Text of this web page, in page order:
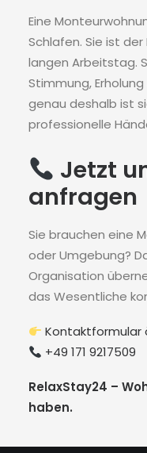
Eine
Schlafen. Sie ist
langen Arbeitstag.
Stimmung,
genau deshalb ist
professionelle
Jetzt
anfragen
Sie brauchen eine
oder Umgebung?
Organisation
das Wesentliche
Kontaktformular
+49 171 9217509
RelaxStay24 –
haben.